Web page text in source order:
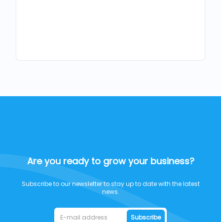
Are you ready to grow your business?
Subscribe to our newsletter to stay up to date with the latest
news.
Subscribe